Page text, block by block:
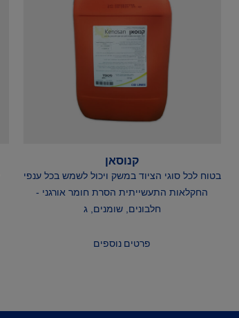
קנוסאן
בטוח לכל סוגי הציוד במשק ויכול לשמש בכל ענפי
החקלאות התעשייתית הסרת חומר אורגני -
חלבונים, שומנים, ג
פרטים נוספים